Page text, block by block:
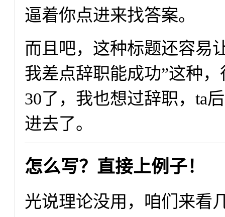
逼着你点进来找答案。
而且吧，这种标题还容易
我差点辞职能成功”这种
30了，我也想过辞职，ta
进去了。
怎么写？直接上例子！
光说理论没用，咱们来看